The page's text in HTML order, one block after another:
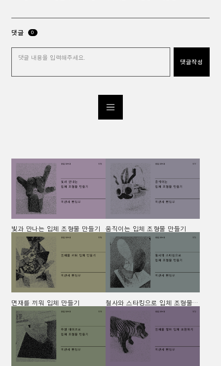
댓글 0
빛과 만나는 입체 조형물 만들기 움직이는 입체 조형물 만들기
면재를 끼워 입체 만들기 철사와 스타킹으로 입체 조형물 만들기